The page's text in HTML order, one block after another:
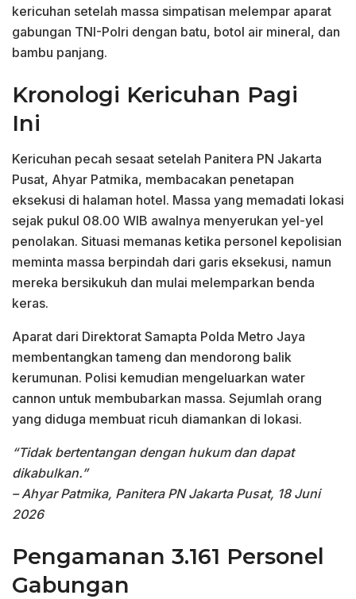
kericuhan setelah massa simpatisan melempar aparat
gabungan TNI-Polri dengan batu, botol air mineral, dan
bambu panjang.
Kronologi Kericuhan Pagi
Ini
Kericuhan pecah sesaat setelah Panitera PN Jakarta
Pusat, Ahyar Patmika, membacakan penetapan
eksekusi di halaman hotel. Massa yang memadati lokasi
sejak pukul 08.00 WIB awalnya menyerukan yel-yel
penolakan. Situasi memanas ketika personel kepolisian
meminta massa berpindah dari garis eksekusi, namun
mereka bersikukuh dan mulai melemparkan benda
keras.
Aparat dari Direktorat Samapta Polda Metro Jaya
membentangkan tameng dan mendorong balik
kerumunan. Polisi kemudian mengeluarkan water
cannon untuk membubarkan massa. Sejumlah orang
yang diduga membuat ricuh diamankan di lokasi.
“Tidak bertentangan dengan hukum dan dapat
dikabulkan.”
– Ahyar Patmika, Panitera PN Jakarta Pusat, 18 Juni
2026
Pengamanan 3.161 Personel
Gabungan